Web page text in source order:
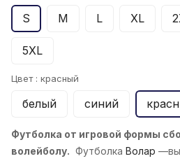
S M L XL
5XL
Цвет : красный
белый синий
Футболка от игровой формы
волейболу. Футболка Волар